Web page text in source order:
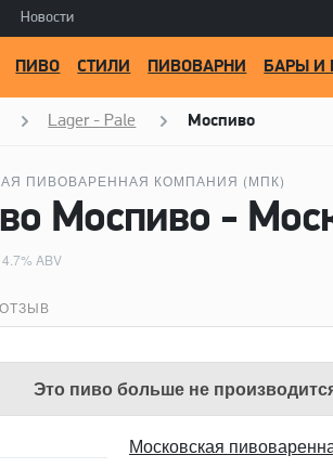
Новости
ПИВО СТИЛИ ПИВОВАРНИ БАРЫ И
Lager - Pale Моспиво
ПИВОВАРЕННАЯ КОМПАНИЯ (МПК)
4.7% ABV
Это пиво больше не
Московская